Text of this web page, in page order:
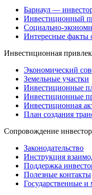
Барнаул —
Инвестиционный
Социально-
Интересные факты
Инвестиционная
Экономический
Земельные участки
Инвестиционные
Инвестиционные
Инвестиционная
План создания
Сопровождение
Законодательство
Инструкция
Поддержка
Полезные контакты
Государственные